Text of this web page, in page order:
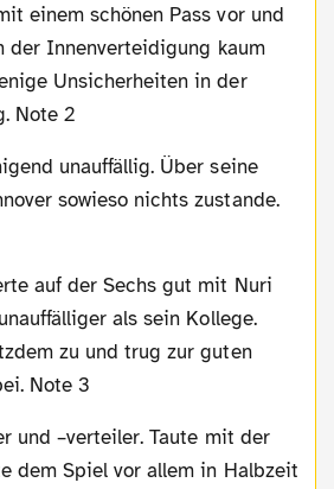
einem schönen Pass vor und
Innenverteidigung kaum
Unsicherheiten in der
Note 2
unauffällig. Über seine
sowieso nichts zustande.
auf der Sechs gut mit Nuri
als sein Kollege.
zu und trug zur guten
Note 3
und –verteiler. Taute mit der
dem Spiel vor allem in Halbzeit